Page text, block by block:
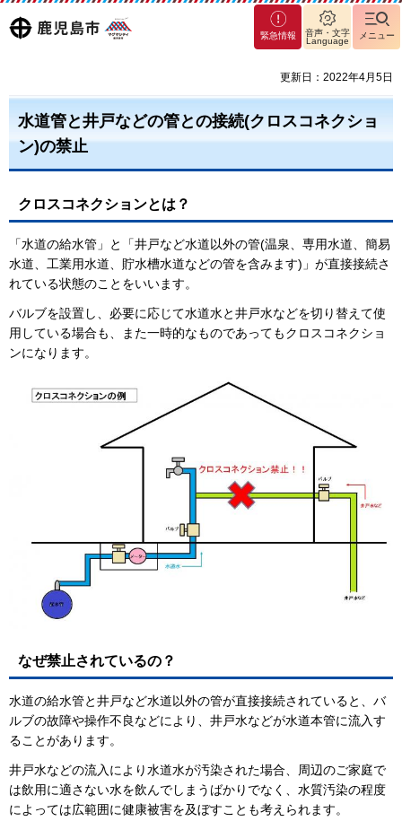
鹿児島
マグ
マシ
島市
緊急情報
音声・文字
Language
メニュー
更新日：2022年4月5日
水道管と井戸などの管との接続(クロスコネクショ
ン)の禁止
クロスコネクションとは？
「水道の給水管」と「井戸など水道以外の管(温泉、専用水道、簡易
水道、工業用水道、貯水槽水道などの管を含みます)」が直接接続さ
れている状態のことをいいます。
バルブを設置し、必要に応じて水道水と井戸水などを切り替えて使
用している場合も、また一時的なものであってもクロスコネクショ
ンになります。
なぜ禁止されているの？
水道の給水管と井戸など水道以外の管が直接接続されていると、バ
ルブの故障や操作不良などにより、井戸水などが水道本管に流入す
ることがあります。
井戸水などの流入により水道水が汚染された場合、周辺のご家庭で
は飲用に適さない水を飲んでしまうばかりでなく、水質汚染の程度
によっては広範囲に健康被害を及ぼすことも考えられます。